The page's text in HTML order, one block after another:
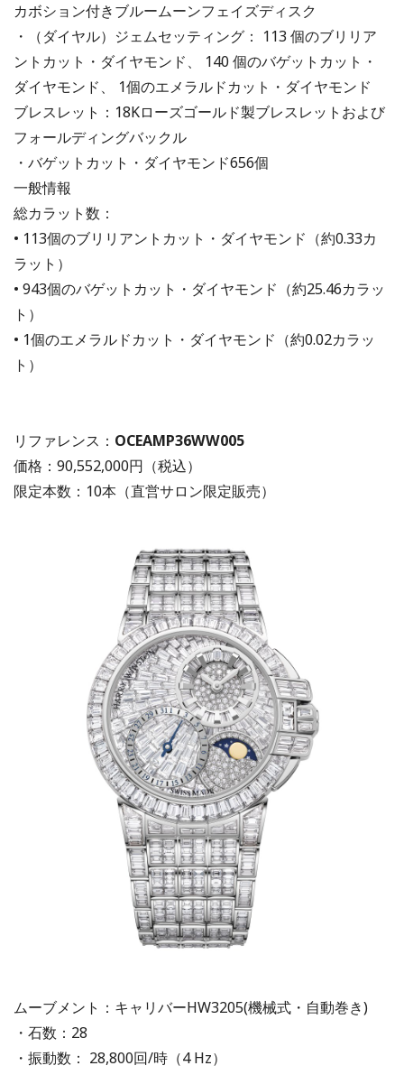
カボション付きブルームーンフェイズディスク
・（ダイヤル）ジェムセッティング： 113 個のブリリア
ントカット・ダイヤモンド、 140 個のバゲットカット・
ダイヤモンド、 1個のエメラルドカット・ダイヤモンド
ブレスレット：18Kローズゴールド製ブレスレットおよび
フォールディングバックル
・バゲットカット・ダイヤモンド656個
一般情報
総カラット数：
• 113個のブリリアントカット・ダイヤモンド（約0.33カ
ラット）
• 943個のバゲットカット・ダイヤモンド（約25.46カラッ
ト）
• 1個のエメラルドカット・ダイヤモンド（約0.02カラッ
ト）
リファレンス： OCEAMP36WW005
価格： 90,552,000円 （税込）
限定本数：10本（直営サロン限定販売）
ムーブメント：キャリバーHW3205(機械式・自動巻き)
・石数：28
・振動数： 28,800回/時（4 Hz）